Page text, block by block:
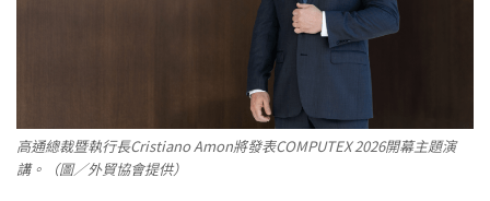
高通總裁暨執行長Cristiano Amon將發表COMPUTEX 2026開幕主題演
講。（圖／外貿協會提供）